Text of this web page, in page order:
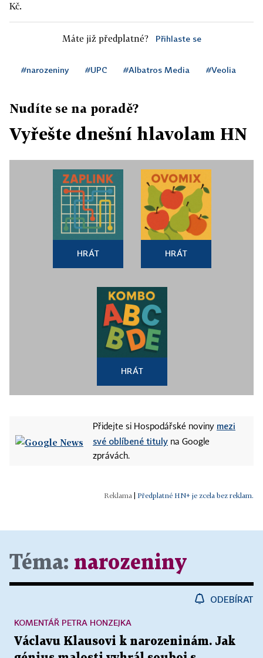
Kč.
Máte již předplatné? Přihlaste se
#narozeniny #UPC #Albatros Media #Veolia
Nudíte se na poradě?
Vyřešte dnešní hlavolam HN
HRÁT HRÁT
HRÁT
Přidejte si Hospodářské noviny mezi
své oblíbené tituly na Google
zprávách.
Předplatné HN+ je zcela bez reklam.
Téma: narozeniny
ODEBÍRAT
Václavu Klausovi k narozeninám. Jak
KOMENTÁŘ PETRA HONZEJKA